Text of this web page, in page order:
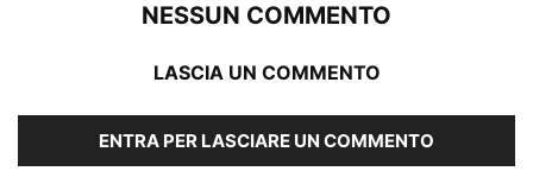
NESSUN COMMENTO
LASCIA UN COMMENTO
ENTRA PER LASCIARE UN COMMENTO